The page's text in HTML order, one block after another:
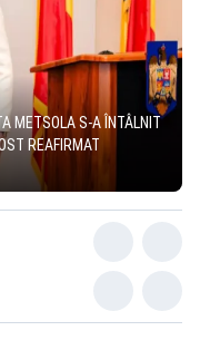
METSOLA S-A ÎNTÂLNIT
REAFIRMAT